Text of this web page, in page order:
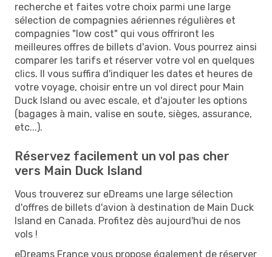
recherche et faites votre choix parmi une large
sélection de compagnies aériennes régulières et
compagnies "low cost" qui vous offriront les
meilleures offres de billets d'avion. Vous pourrez ainsi
comparer les tarifs et réserver votre vol en quelques
clics. Il vous suffira d'indiquer les dates et heures de
votre voyage, choisir entre un vol direct pour Main
Duck Island ou avec escale, et d'ajouter les options
(bagages à main, valise en soute, sièges, assurance,
etc...).
Réservez facilement un vol pas cher
vers Main Duck Island
Vous trouverez sur eDreams une large sélection
d'offres de billets d'avion à destination de Main Duck
Island en Canada. Profitez dès aujourd'hui de nos
vols !
eDreams France vous propose également de réserver